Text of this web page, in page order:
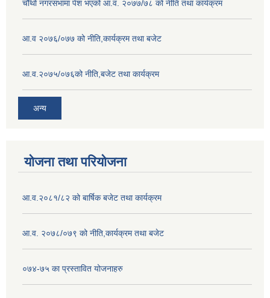
चौँथो नगरसभामा पेश भएको आ.व. २०७७/७८ को नीति तथा कार्यक्रम
आ.व २०७६/०७७ को नीति,कार्यक्रम तथा बजेट
आ.व.२०७५/०७६को नीति,बजेट तथा कार्यक्रम
अन्य
योजना तथा परियोजना
आ.व.२०८१/८२ को बार्षिक बजेट तथा कार्यक्रम
आ.व. २०७८/०७९ को नीति,कार्यक्रम तथा बजेट
०७४-७५ का प्रस्तावित योजनाहरु